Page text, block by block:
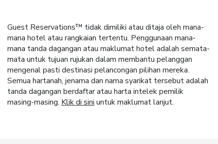
Guest Reservations™ tidak dimiliki atau ditaja oleh mana-
mana hotel atau rangkaian tertentu. Penggunaan mana-
mana tanda dagangan atau maklumat hotel adalah semata-
mata untuk tujuan rujukan dalam membantu pelanggan
mengenal pasti destinasi pelancongan pilihan mereka.
Semua hartanah, jenama dan nama syarikat tersebut adalah
tanda dagangan berdaftar atau harta intelek pemilik
masing-masing. Klik di siniuntuk maklumat lanjut.